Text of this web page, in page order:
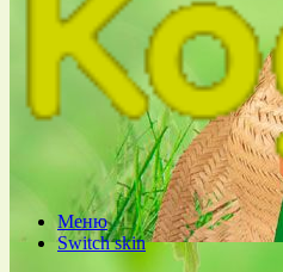
Меню
Switch skin